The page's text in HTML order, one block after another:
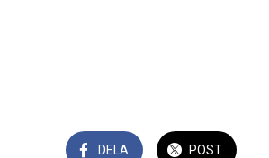
DELA POST